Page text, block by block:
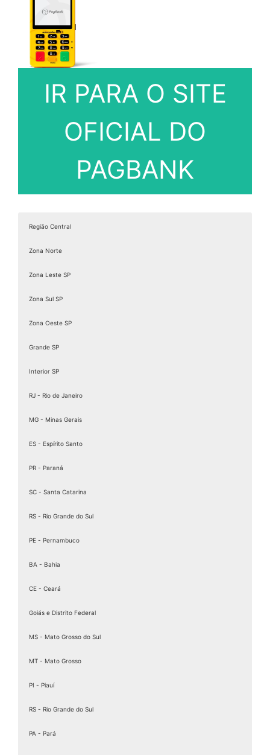
IR PARA O SITE
OFICIAL DO
PAGBANK
Região Central
Zona Norte
Zona Leste SP
Zona Sul SP
Zona Oeste SP
Grande SP
Interior SP
RJ - Rio de Janeiro
MG - Minas Gerais
ES - Espírito Santo
PR - Paraná
SC - Santa Catarina
RS - Rio Grande do Sul
PE - Pernambuco
BA - Bahia
CE - Ceará
Goiás e Distrito Federal
MS - Mato Grosso do Sul
MT - Mato Grosso
PI - Piauí
RS - Rio Grande do Sul
PA - Pará